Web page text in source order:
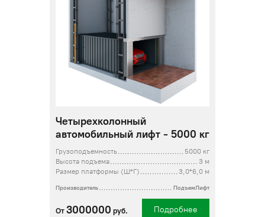
Четырехколонный
автомобильный лифт - 5000 кг
Грузоподъемность
5000 кг
Высота подъема
3 м
Размер платформы (Ш*Г)
3,0*6,0 м
Производитель ПодъемЛифт
От 3000000 руб. Подробнее